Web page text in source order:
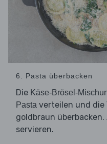
6. Pasta überbacken
Die Käse-Brösel-
Pasta verteilen und die
goldbraun
servieren.